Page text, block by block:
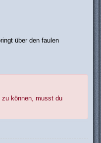
über den faulen
können, musst du